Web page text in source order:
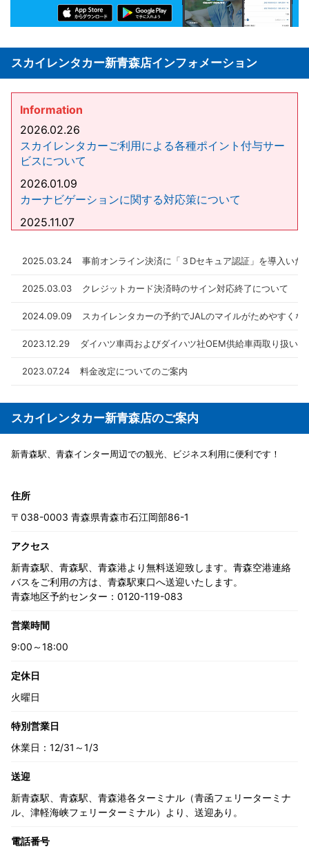
スカイレンタカー新青森店インフォメーション
Information
2026.02.26
スカイレンタカーご利用による各種ポイント付与サー
ビスについて
2026.01.09
カーナビゲーションに関する対応策について
2025.11.07
2025.08.08
伴うスカイレンタカーの対応について
2025.03.24 事前オンライン決済に「３Dセキュア認証」を導入いた
2025.03.03 クレジットカード決済時のサイン対応終了について
2024.09.09 スカイレンタカーの予約でJALのマイルがためやすくな
2023.12.29 ダイハツ車両およびダイハツ社OEM供給車両取り扱い
2023.07.24 料金改定についてのご案内
スカイレンタカー新青森店のご案内
新青森駅、青森インター周辺での観光、ビジネス利用に便利です！
住所
〒038-0003 青森県青森市石江岡部86-1
アクセス
新青森駅、青森駅、青森港より無料送迎致します。青森空港連絡
バスをご利用の方は、青森駅東口へ送迎いたします。
青森地区予約センター：0120-119-083
営業時間
9:00～18:00
定休日
火曜日
特別営業日
休業日：12/31～1/3
送迎
新青森駅、青森駅、青森港各ターミナル（青函フェリーターミナ
ル、津軽海峡フェリーターミナル）より、送迎あり。
電話番号